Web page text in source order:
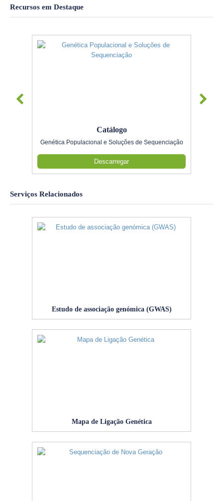
Recursos em Destaque
Catálogo
Genética Populacional e Soluções de Sequenciação
Descarregar
Serviços Relacionados
Estudo de associação genómica (GWAS)
Mapa de Ligação Genética